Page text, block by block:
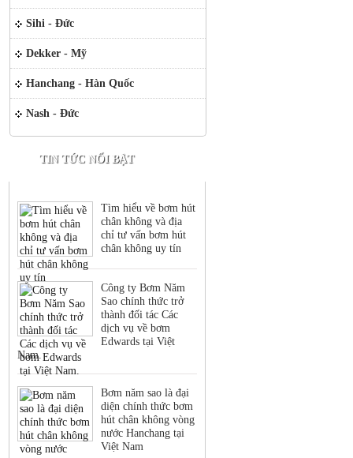
Sihi - Đức
Dekker - Mỹ
Hanchang - Hàn Quốc
Nash - Đức
TIN TỨC NỔI BẬT
Tìm hiểu về bơm hút
chân không và địa
chỉ tư vấn bơm hút
chân không uy tín
Công ty Bơm Năm
Sao chính thức trở
thành đối tác Các
dịch vụ về bơm
Edwards tại Việt
Nam.
Bơm năm sao là đại
diện chính thức bơm
hút chân không vòng
nước Hanchang tại
Việt Nam